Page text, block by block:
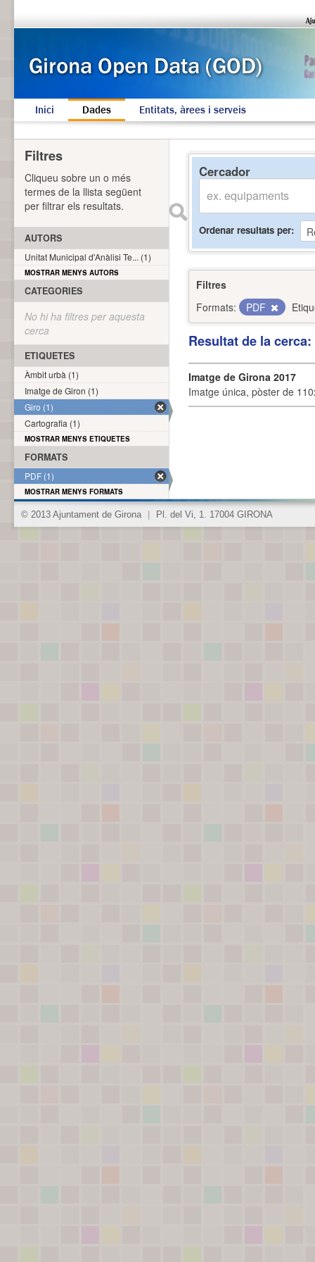
Inici Dades Entitats, àrees i serveis
Cercador
Ordenar resultats per
Filtres
Formats:
PDF
Resultat de la
Imatge de Girona 2017
Imatge única, pòster de
Filtres
Cliqueu sobre un o més
termes de la llista següent
per filtrar els resultats.
AUTORS
Unitat Municipal d'Anàlisi Te... (1)
MOSTRAR MENYS AUTORS
CATEGORIES
No hi ha filtres per aquesta
cerca
ETIQUETES
Àmbit urbà (1)
Imatge de Giron (1)
Giro (1)
Cartografia (1)
MOSTRAR MENYS ETIQUETES
FORMATS
PDF (1)
MOSTRAR MENYS FORMATS
© 2013 Ajuntament de Girona Pl. del Vi, 1. 17004 GIRONA